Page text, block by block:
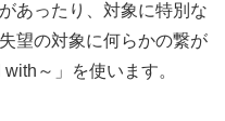
あったり、対象に特別な
望の対象に何らかの繋が
～」を使います。